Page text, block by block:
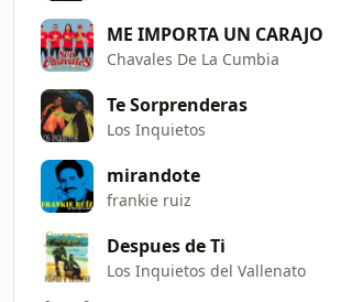
ME IMPORTA UN CARAJO
Chavales De La Cumbia
Te Sorprenderas
Los Inquietos
mirandote
frankie ruiz
Despues de Ti
Los Inquietos del Vallenato